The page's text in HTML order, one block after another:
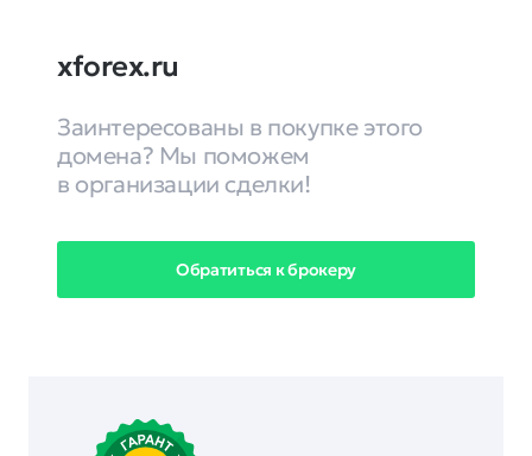
xforex.ru
Заинтересованы в покупке этого
домена? Мы поможем
в организации сделки!
Обратиться к брокеру